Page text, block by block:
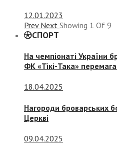
12.01.2023
Prev Next Showing 1 Of 9
СПОРТ
На чемпіонаті України
ФК «Тікі-Така»
18.04.2025
Нагороди броварських
Церкві
09.04.2025